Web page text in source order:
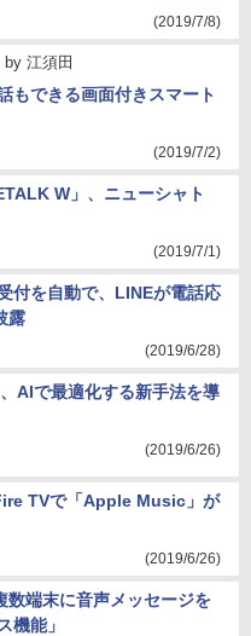
(2019/7/8)
by 江須田
もできる画面付きスマート
(2019/7/2)
W」、ニューシャト
(2019/7/1)
付を自動で、LINEが電話応
露
(2019/6/28)
AIで最適化する新手法を導
(2019/6/26)
TVで「Apple Music」が
(2019/6/26)
端末に音声メッセージを
機能」